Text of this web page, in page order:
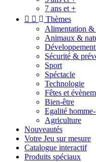
7 ans et +
 
Thèmes
Alimentation &
Animaux &
Sécurité &
Sport
Spéctacle
Technologie
Fêtes et
Bien-être
Egalité
Agriculture
Nouveautés
Votre Jeu sur mesure
Catalogue interactif
Produits spéciaux